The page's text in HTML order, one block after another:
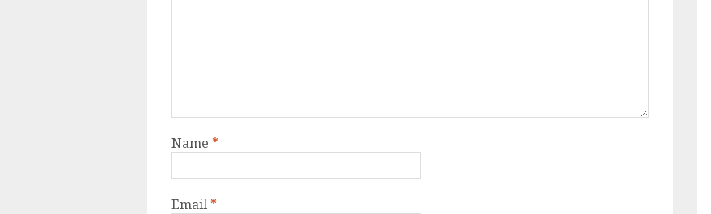
Name *
Email *